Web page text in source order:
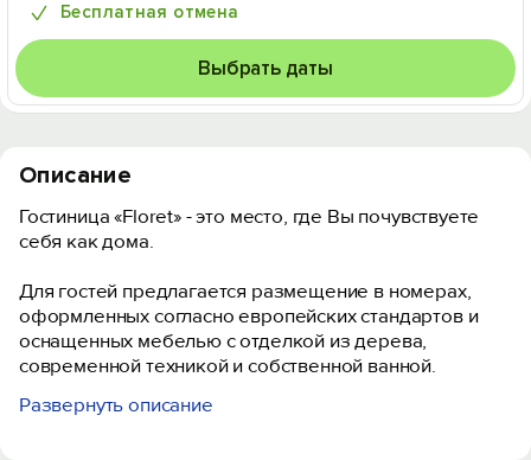
Бесплатная отмена
Выбрать даты
Описание
Гостиница «Floret» - это место, где Вы почувствуете
себя как дома.
Для гостей предлагается размещение в номерах,
оформленных согласно европейских стандартов и
оснащенных мебелью с отделкой из дерева,
современной техникой и собственной ванной.
Рядом со зданием есть кафе, рестораны и снэк-бары,
Развернуть описание